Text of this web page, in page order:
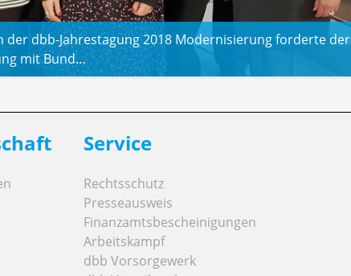
der dbb-Jahrestagung 2018 Modernisierung forderte der
mit Bund…
Service
Rechtsschutz
Presseausweis
Finanzamtsbescheinigungen
Arbeitskampf
dbb Vorsorgewerk